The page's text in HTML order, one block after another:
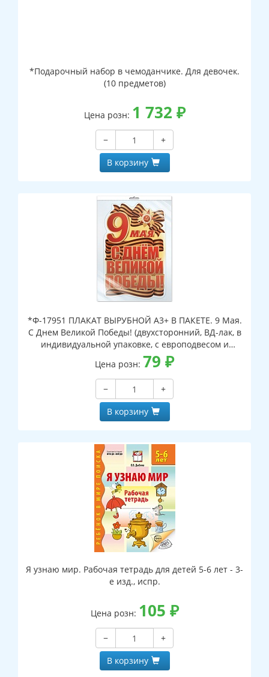
*Подарочный набор в чемоданчике. Для девочек.
(10 предметов)
Цена розн: 1 732 ₽
−
+
В корзину
*Ф-17951 ПЛАКАТ ВЫРУБНОЙ А3+ В ПАКЕТЕ. 9 Мая.
С Днем Великой Победы! (двухсторонний, ВД-лак, в
индивидуальной упаковке, с европодвесом и
клеевым клапаном)
Цена розн: 79 ₽
−
+
В корзину
Я узнаю мир. Рабочая тетрадь для детей 5-6 лет - 3-
е изд., испр.
Цена розн: 105 ₽
−
+
В корзину